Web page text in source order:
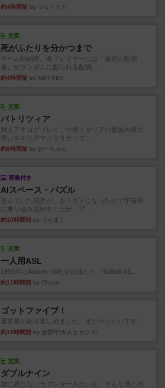
約4時間前 by ジェイとと
充実
死がふたりを分かつまで
ゲーム開始時、各プレイヤーには「最初の配偶
者」がランダムに配られる配偶...
約4時間前 by MIFFYBX
充実
パトリツィア
対人アナログプレイ。中世イタリアの貴族の権力
争いをエリアマジョリティで...
約8時間前 by おーちゃん
画像付き
AIスペース・パズル
住んでいた惑星が、もうダメになったので宇宙船
に乗り込み脱出をしたが、宇...
約10時間前 by うらまこ
充実
一人用ASL
1995年にAvalon Hill社が出版した『Solitair AS...
約11時間前 by Chaco
ゴットファイブ！
運要素があり楽しめました。またやりたいです。
約15時間前 by 金賢守(キムヒョンス)
充実
ダブルナイン
雑に死なないラブレターみたいな、そんな感じの